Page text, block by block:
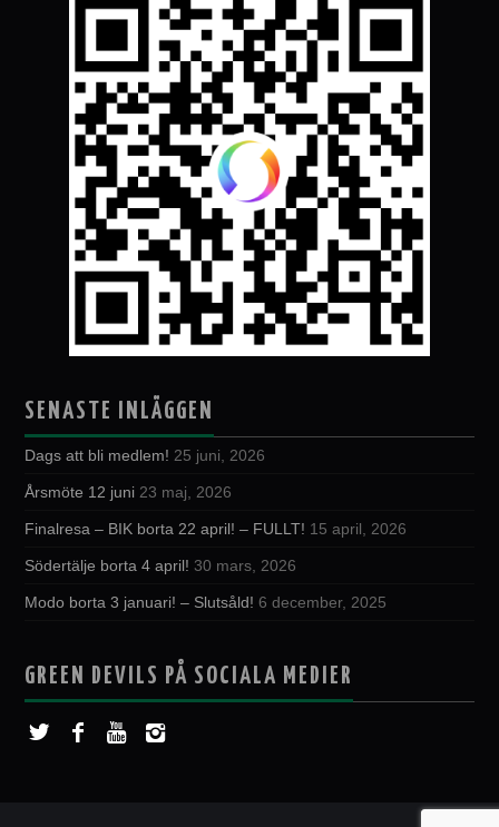
SENASTE INLÄGGEN
Dags att bli medlem! 25 juni, 2026
Årsmöte 12 juni 23 maj, 2026
Finalresa – BIK borta 22 april! – FULLT! 15 april, 2026
Södertälje borta 4 april! 30 mars, 2026
Modo borta 3 januari! – Slutsåld! 6 december, 2025
GREEN DEVILS PÅ SOCIALA MEDIER